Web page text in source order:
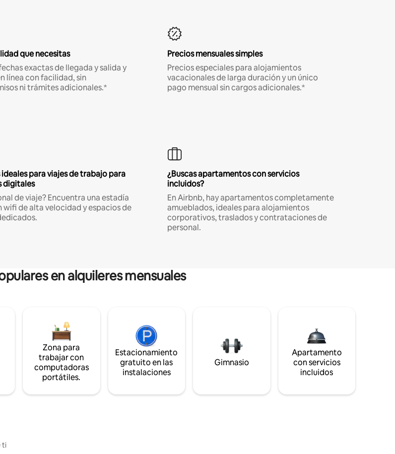
que necesitas
exactas de llegada y salida y
línea con facilidad, sin
ni trámites adicionales.*
Precios mensuales simples
Precios especiales para alojamientos
vacacionales de larga duración y un único
pago mensual sin cargos adicionales.*
ideales para viajes de trabajo para
digitales
de viaje? Encuentra una estadía
wifi de alta velocidad y espacios de
¿Buscas apartamentos con servicios
incluidos?
En Airbnb, hay apartamentos completamente
amueblados, ideales para alojamientos
corporativos, traslados y contrataciones de
personal.
en alquileres mensuales
Zona para
trabajar con
computadoras
portátiles.
Estacionamiento
gratuito en las
instalaciones
Gimnasio
Apartamento
con servicios
incluidos
ti